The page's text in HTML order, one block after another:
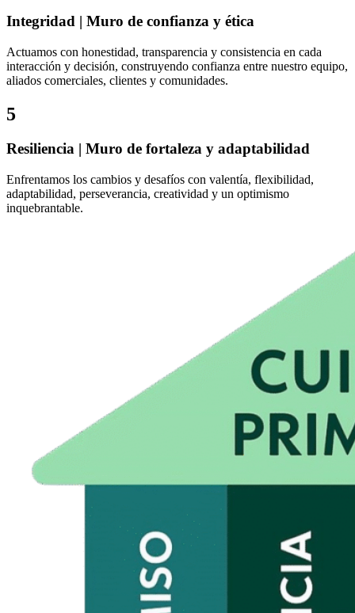
Integridad | Muro de confianza y ética
Actuamos con honestidad, transparencia y consistencia en cada
interacción y decisión, construyendo confianza entre nuestro equipo,
aliados comerciales, clientes y comunidades.
5
Resiliencia | Muro de fortaleza y adaptabilidad
Enfrentamos los cambios y desafíos con valentía, flexibilidad,
adaptabilidad, perseverancia, creatividad y un optimismo
inquebrantable.